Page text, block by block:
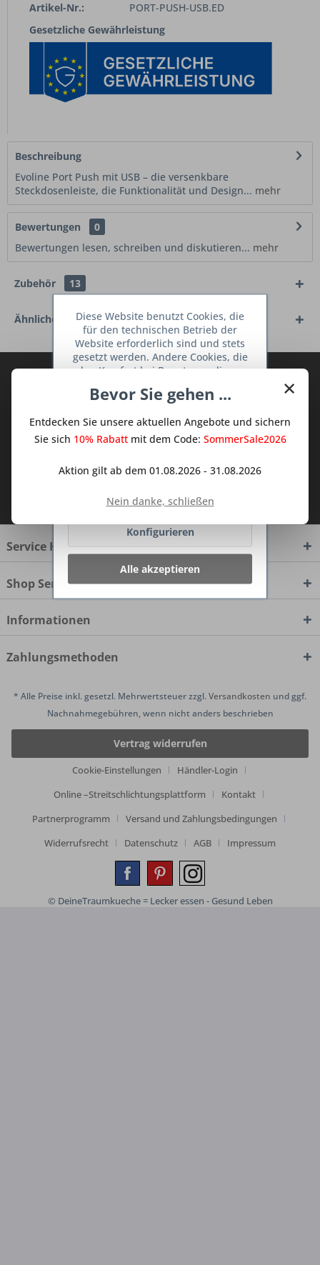
Artikel-Nr.:
PORT-PUSH-USB.ED
Gesetzliche Gewährleistung
Beschreibung
Evoline Port Push mit USB – die versenkbare
Steckdosenleiste, die Funktionalität und Design... mehr
Bewertungen
0
Bewertungen lesen, schreiben und diskutieren... mehr
Zubehör 13
Ähnliche Artikel
TraumKüche Newsletter und verpassen
Sie keine Neuigkeit oder Aktion mehr aus
dem Traum Küchen - Shop.
zur Kenntnis genommen.
Service Hotline
Shop Service
Informationen
Zahlungsmethoden
* Alle Preise inkl. gesetzl. Mehrwertsteuer zzgl.Versandkosten und ggf.
Nachnahmegebühren, wenn nicht anders beschrieben
Vertrag widerrufen
Cookie-Einstellungen
Händler-Login
Online –Streitschlichtungsplattform
Kontakt
Partnerprogramm
Versand und Zahlungsbedingungen
Widerrufsrecht
Datenschutz AGB Impressum
© DeineTraumkueche = Lecker essen - Gesund Leben
×
Bevor Sie gehen ...
Entdecken Sie unsere aktuellen Angebote und sichern
Sie sich 10% Rabattmit dem Code: SommerSale2026
Aktion gilt ab dem 01.08.2026 - 31.08.2026
Nein danke, schließen
Diese Website benutzt Cookies, die
für den technischen Betrieb der
Website erforderlich sind und stets
gesetzt werden. Andere Cookies, die
den Komfort bei Benutzung dieser
dienen oder die Interaktion mit
Netzwerken vereinfachen sollen,
werden nur mit Ihrer Zustimmung
Ablehnen
Konfigurieren
Alle akzeptieren